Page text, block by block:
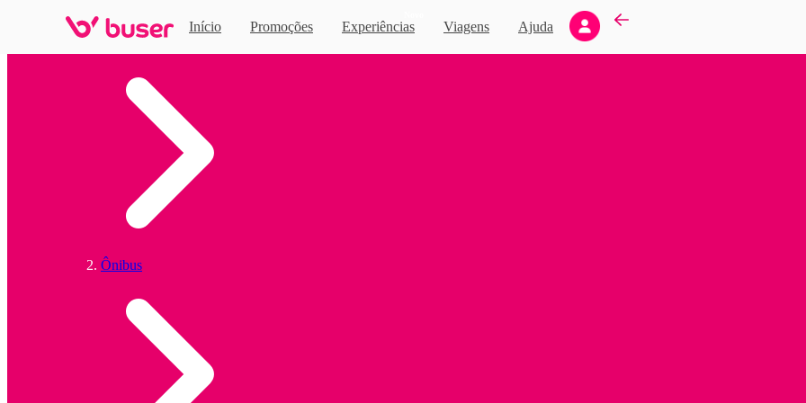
Início Promoções Experiências Viagens Ajuda
Ônibus